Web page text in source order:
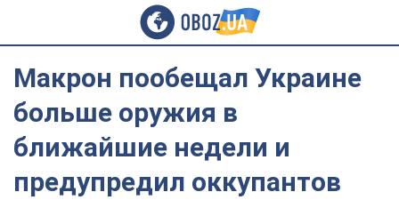
Макрон пообещал Украине
больше оружия в
ближайшие недели и
предупредил оккупантов